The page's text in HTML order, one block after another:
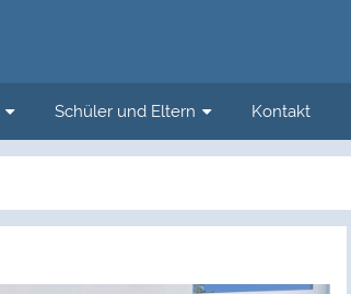
Schüler und Eltern Kontakt